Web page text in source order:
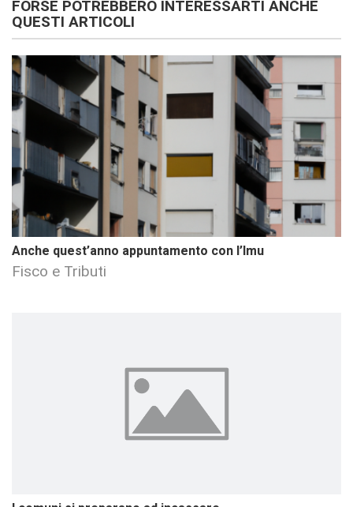
FORSE POTREBBERO INTERESSARTI ANCHE
QUESTI ARTICOLI
Anche quest’anno appuntamento con l’Imu
Fisco e Tributi